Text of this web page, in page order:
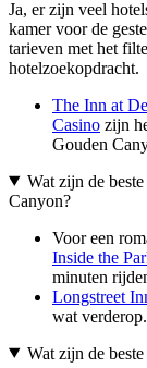
Ja, er zijn veel
kamer voor de
tarieven met het
hotelzoekopdracht.
The Inn at
Casino zijn
Gouden
Wat zijn de
Canyon?
Voor een
Inside the
minuten
Longstreet
wat verderop.
Wat zijn de